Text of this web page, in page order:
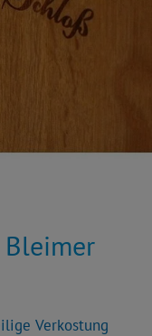
Verkostung